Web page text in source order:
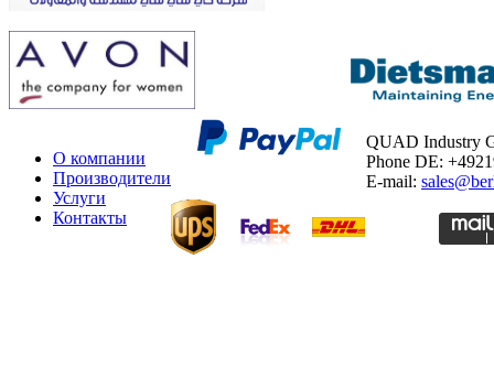
О компании
Производители
Услуги
Контакты
QUAD Industry
Phone DE:
E-mail: